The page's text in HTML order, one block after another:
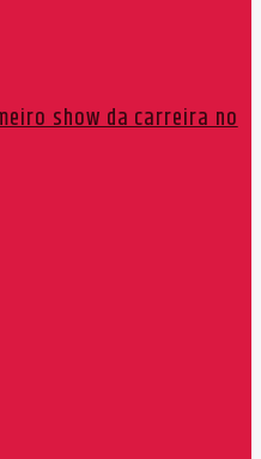
show da carreira no